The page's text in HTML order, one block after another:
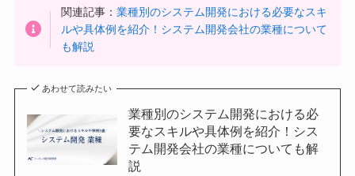
関連記事：業種別のシステム開発における必要なスキ
ルや具体例を紹介！システム開発会社の業種について
も解説
あわせて読みたい
業種別のシステム開発における必
要なスキルや具体例を紹介！シス
テム開発会社の業種についても解
説